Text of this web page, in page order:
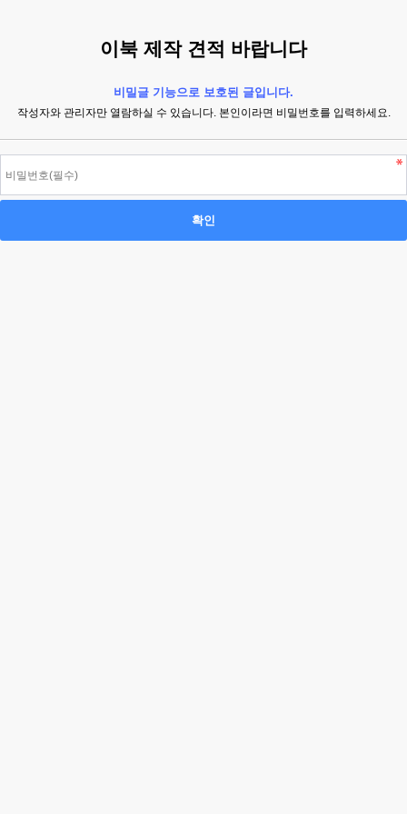
이북 제작 견적 바랍니다
비밀글 기능으로 보호된 글입니다.
작성자와 관리자만 열람하실 수 있습니다. 본인이라면 비밀번호를 입력하세요.